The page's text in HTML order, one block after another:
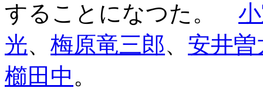
することになつた。
光、 梅原竜三郎、 安井曽
櫛田中 。